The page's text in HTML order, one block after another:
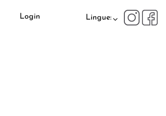
Login Lingue: